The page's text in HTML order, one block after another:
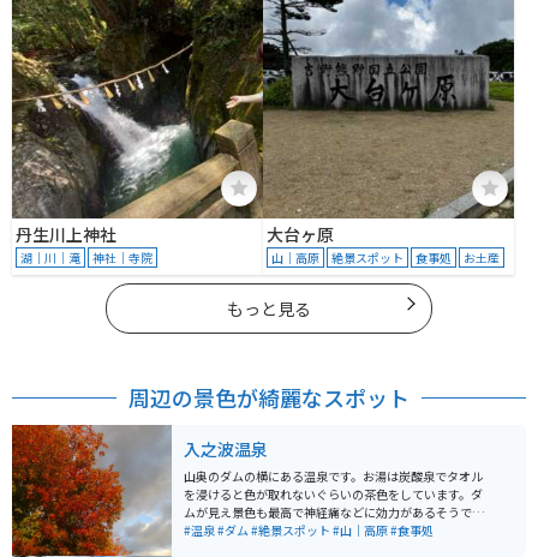
丹生川上神社
湖｜川｜滝 神社｜寺院
大台ヶ原
山｜高原 絶景スポット 食事処 お土産
もっと見る
周辺の景色が綺麗なスポット
入之波温泉
山奥のダムの横にある温泉です。お湯は炭酸泉でタオル
を浸けると色が取れないぐらいの茶色をしています。ダ
ムが見え景色も最高で神経痛などに効力があるそうで
す。大台ケ原ツーリングの帰り、夕方に寄ると家に着く
#温泉#ダム#絶景スポット #山｜高原#食事処